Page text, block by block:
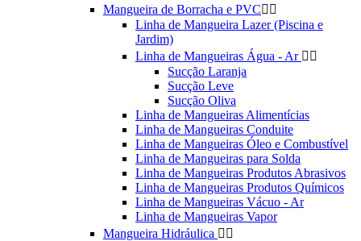
Mangueira de Borracha e PVC 
Linha de Mangueira Lazer (Piscina e
Jardim)
Linha de Mangueiras Água - Ar  
Sucção Laranja
Sucção Leve
Sucção Oliva
Linha de Mangueiras Alimentícias
Linha de Mangueiras Conduite
Linha de Mangueiras Óleo e Combustível
Linha de Mangueiras para Solda
Linha de Mangueiras Produtos Abrasivos
Linha de Mangueiras Produtos Químicos
Linha de Mangueiras Vácuo - Ar
Linha de Mangueiras Vapor
Mangueira Hidráulica  